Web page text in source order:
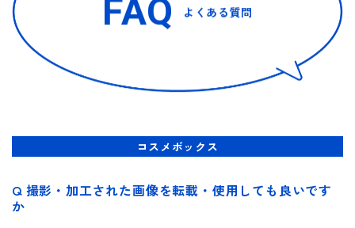
FAQ
コスメボックス
Q 撮影・加工された画像を転載・使用しても良いです
か